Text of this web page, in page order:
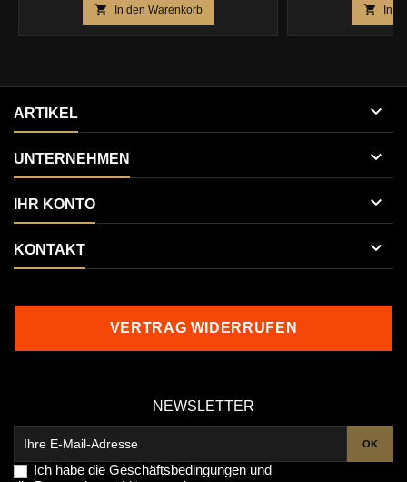
 In den Warenkorb  In
ARTIKEL 
UNTERNEHMEN 
IHR KONTO 
KONTAKT 
VERTRAG WIDERRUFEN
NEWSLETTER
Ich habe die Geschäftsbedingungen und